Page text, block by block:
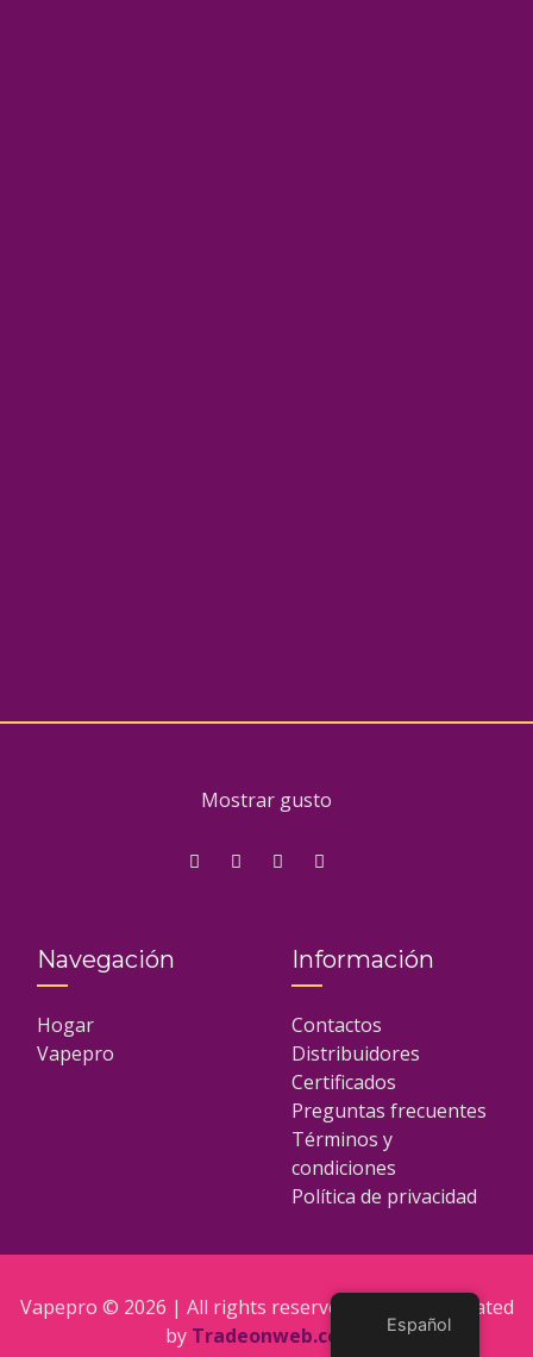
Mostrar gusto
Navegación
Hogar
Vapepro
Información
Contactos
Distribuidores
Certificados
Preguntas frecuentes
Términos y
condiciones
Política de privacidad
Vapepro © 2026 | All rights reserved | Website created
by Tradeonweb.co.uk Español